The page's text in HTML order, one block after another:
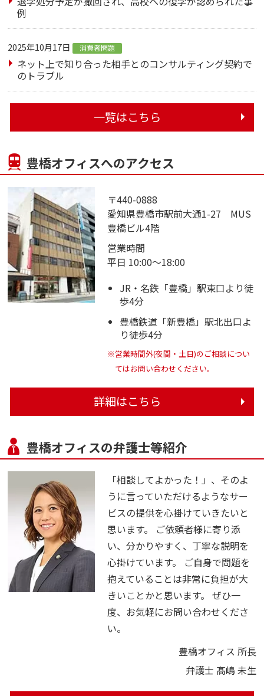
例
2025年10月17日 消費者問題
ネット上で知り合った相手とのコンサルティング契約で
のトラブル
一覧はこちら
豊橋オフィスへのアクセス
〒440-0888
愛知県豊橋市駅前大通1-27 MUS
豊橋ビル4階
営業時間
平日 10:00～18:00
JR・名鉄「豊橋」駅東口より徒
歩4分
豊橋鉄道「新豊橋」駅北出口よ
り徒歩4分
※営業時間外(夜間・土日)のご相談につい
てはお問い合わせください。
詳細はこちら
豊橋オフィスの弁護士等紹介
「相談してよかった！」、そのよ
うに言っていただけるようなサー
ビスの提供を心掛けていきたいと
思います。 ご依頼者様に寄り添
い、分かりやすく、丁寧な説明を
心掛けています。 ご自身で問題を
抱えていることは非常に負担が大
きいことかと思います。 ぜひ一
度、お気軽にお問い合わせくださ
い。
豊橋オフィス 所長
弁護士 髙嶋 未生